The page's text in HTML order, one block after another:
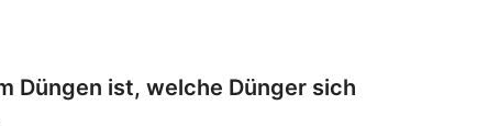
Düngen ist, welche Dünger sich